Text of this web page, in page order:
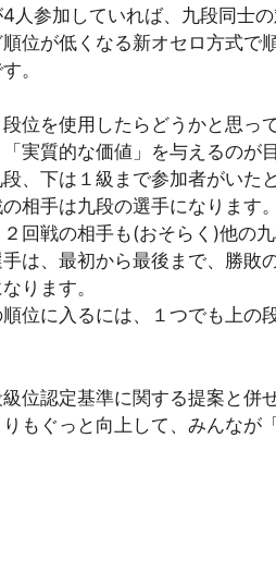
人参加していれば、九段同士
位が低くなる新オセロ方式で
。
位を使用したらどうかと思っ
実質的な価値」を与えるのが
、下は１級まで参加者がいた
相手は九段の選手になります。
回戦の相手も(おそらく)他の九
は、最初から最後まで、勝敗
ります。
位に入るには、１つでも上の
位認定基準に関する提案と併
もぐっと向上して、みんなが